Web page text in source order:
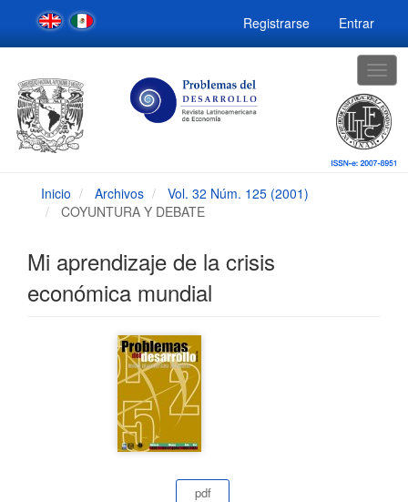
Navegación
principal
Contenido
Barra
lateral
Registrarse Entrar
Inicio Archivos
Vol. 32 Núm. 125 (2001)
COYUNTURA Y DEBATE
Mi aprendizaje de la crisis
económica mundial
pdf